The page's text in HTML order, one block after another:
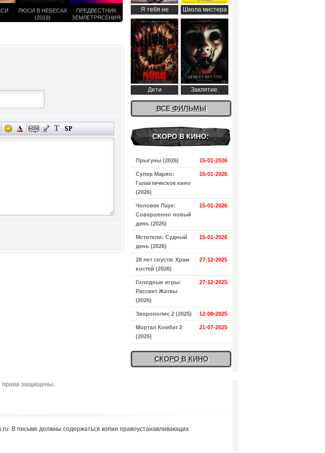
ЛЮСИ В НЕБЕСАХ
(2019)
ПРЕДВЕСТНИК
ЗЕМЛЕТРЯСЕНИЯ
Я тебя не
понимаю (2024)
Школа мистера
Пингвина (2024)
Дети
апокалипсиса
(2024)
Заклятие.
Демон внутри
(2024)
ВСЕ ФИЛЬМЫ
СКОРО В КИНО:
Прыгуны (2026) 15-01-2026
Супер Марио:
Галактическое кино
(2026)
15-01-2026
Человек Паук:
Совершенно новый
день (2026)
15-01-2026
Мстители: Судный
день (2026)
15-01-2026
28 лет спустя: Храм
костей (2026)
27-12-2025
Голодные игры:
Рассвет Жатвы
(2026)
27-12-2025
Зверополис 2 (2025) 12-08-2025
Мортал Комбат 2
(2025)
21-07-2025
СКОРО В КИНО
права защищены.
В письме должны содержаться копии правоустанавливающих